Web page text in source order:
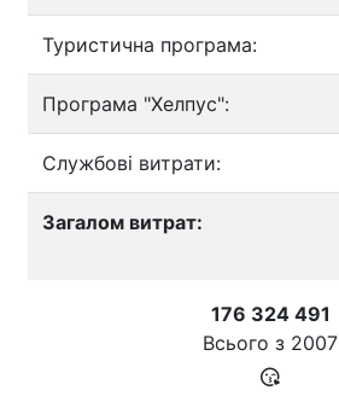
Туристична програма:
Програма "Хелпус":
Службові витрати:
Загалом витрат:
176 324 491
Всього з 2007